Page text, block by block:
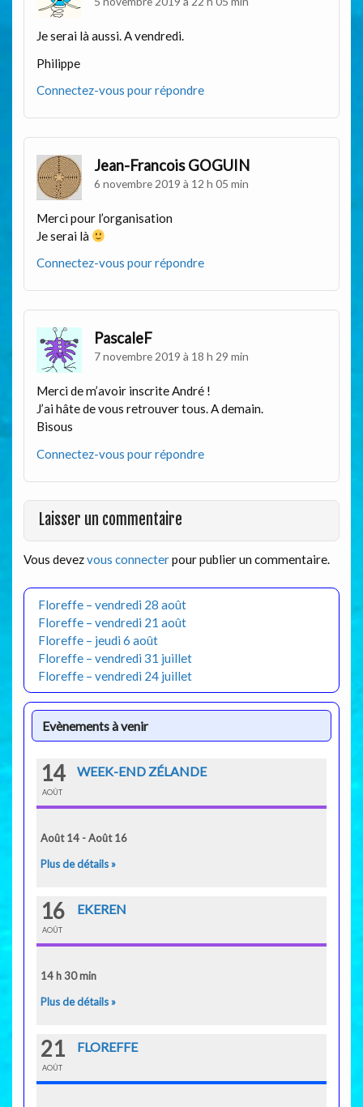
Je serai là aussi. A vendredi.
Philippe
Connectez-vous pour répondre
Jean-Francois GOGUIN
6 novembre 2019 à 12 h 05 min
Merci pour l’organisation
Je serai là
Connectez-vous pour répondre
PascaleF
7 novembre 2019 à 18 h 29 min
Merci de m’avoir inscrite André !
J’ai hâte de vous retrouver tous. A demain.
Bisous
Connectez-vous pour répondre
Laisser un commentaire
Vous devezvous connecterpour publier un commentaire.
Floreffe – vendredi 28 août
Floreffe – vendredi 21 août
Floreffe – jeudi 6 août
Floreffe – vendredi 31 juillet
Floreffe – vendredi 24 juillet
Evènements à venir
14
AOÛT
WEEK-END ZÉLANDE
Août 14 - Août 16
Plus de détails »
16
AOÛT
EKEREN
14 h 30 min
Plus de détails »
21
AOÛT
FLOREFFE